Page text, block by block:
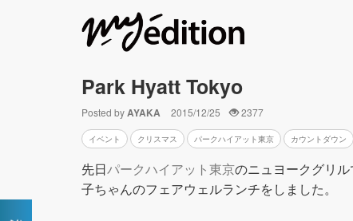
Park Hyatt Tokyo
Posted byAYAKA 2015/12/25 2377
イベント クリスマス パークハイアット東京 カウントダウン
先日パークハイアット東京のニュヨークグリ
子ちゃんのフェアウェルランチをしました。